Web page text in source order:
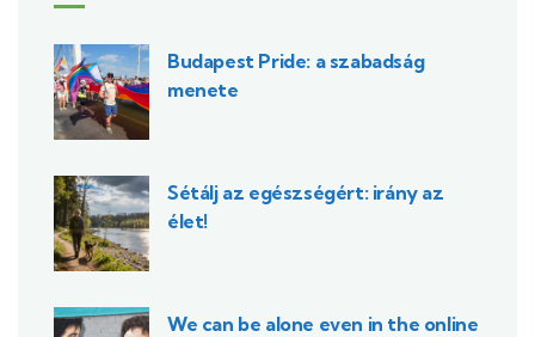
Budapest Pride: a szabadság
menete
Sétálj az egészségért: irány az
élet!
We can be alone even in the online